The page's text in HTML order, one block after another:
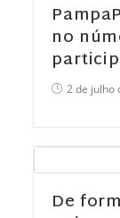
no
2 de julho
De